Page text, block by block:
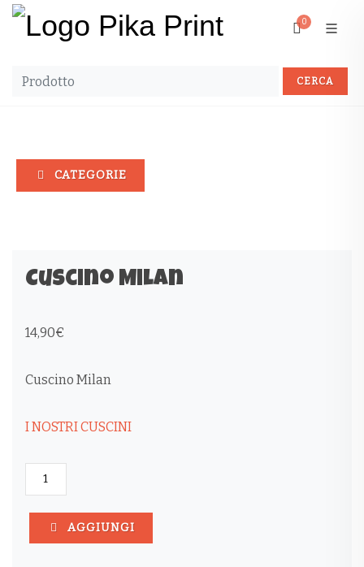
0
CATEGORIE
Cuscino Milan
14,90€
Cuscino Milan
I NOSTRI CUSCINI
MILAN
AGGIUNGI